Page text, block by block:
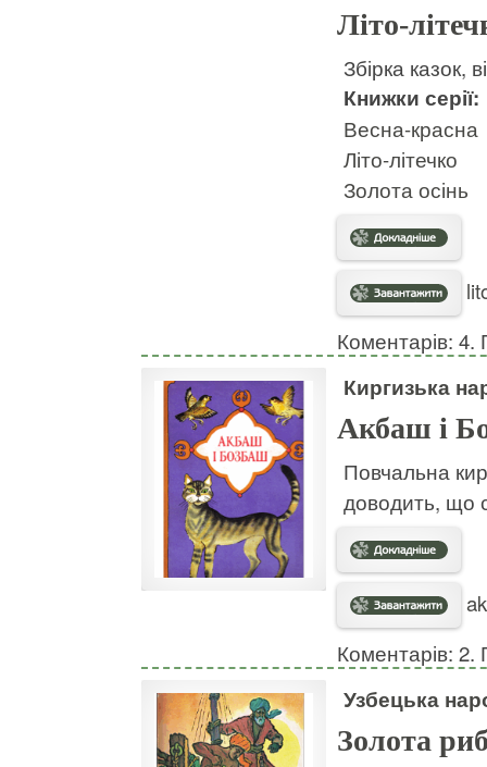
Літо-
Збірка казок,
Книжки серії:
Весна-красна
Літо-літечко
Золота осінь
Коментарів: 4.
Киргизька
Акбаш і
Повчальна
доводить, що
Коментарів: 2.
Узбецька
Золота